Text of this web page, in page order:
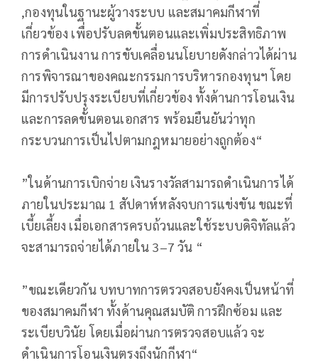
,กองทุนในฐานะผู้วางระบบ และสมาคมกีฬาที่
เกี่ยวข้อง เพื่อปรับลดขั้นตอนและเพิ่มประสิทธิภาพ
การดำเนินงาน การขับเคลื่อนนโยบายดังกล่าวได้ผ่าน
การพิจารณาของคณะกรรมการบริหารกองทุนฯ โดย
มีการปรับปรุงระเบียบที่เกี่ยวข้อง ทั้งด้านการโอนเงิน
และการลดขั้นตอนเอกสาร พร้อมยืนยันว่าทุก
กระบวนการเป็นไปตามกฎหมายอย่างถูกต้อง“
”ในด้านการเบิกจ่าย เงินรางวัลสามารถดำเนินการได้
ภายในประมาณ 1 สัปดาห์หลังจบการแข่งขัน ขณะที่
เบี้ยเลี้ยง เมื่อเอกสารครบถ้วนและใช้ระบบดิจิทัลแล้ว
จะสามารถจ่ายได้ภายใน 3–7 วัน “
”ขณะเดียวกัน บทบาทการตรวจสอบยังคงเป็นหน้าที่
ของสมาคมกีฬา ทั้งด้านคุณสมบัติ การฝึกซ้อม และ
ระเบียบวินัย โดยเมื่อผ่านการตรวจสอบแล้ว จะ
ดำเนินการโอนเงินตรงถึงนักกีฬา“